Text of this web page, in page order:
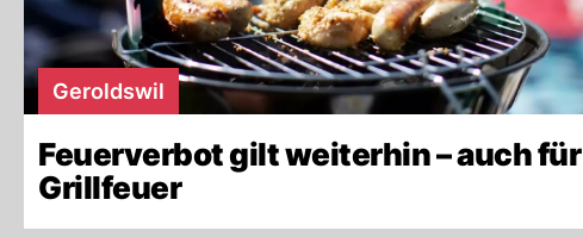
Geroldswil
Feuerverbot gilt weiterhin – auch für
Grillfeuer